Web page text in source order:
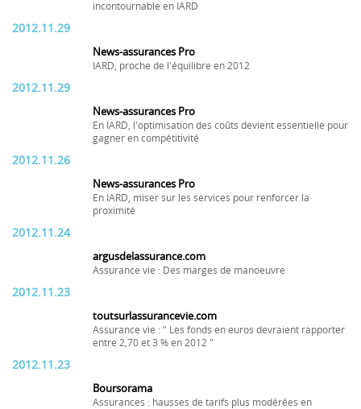
incontournable en IARD
2012.11.29
News-assurances Pro
IARD, proche de l'équilibre en 2012
2012.11.29
News-assurances Pro
En IARD, l'optimisation des coûts devient essentielle pour
gagner en compétitivité
2012.11.26
News-assurances Pro
En IARD, miser sur les services pour renforcer la
proximité
2012.11.24
argusdelassurance.com
Assurance vie : Des marges de manoeuvre
2012.11.23
toutsurlassurancevie.com
Assurance vie : " Les fonds en euros devraient rapporter
entre 2,70 et 3 % en 2012 "
2012.11.23
Boursorama
Assurances : hausses de tarifs plus modérées en